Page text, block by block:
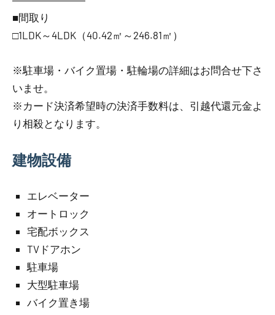
■間取り
□1LDK～4LDK（40.42㎡～246.81㎡）
※駐車場・バイク置場・駐輪場の詳細はお問合せ下さ
いませ。
※カード決済希望時の決済手数料は、引越代還元金よ
り相殺となります。
建物設備
エレベーター
オートロック
宅配ボックス
TVドアホン
駐車場
大型駐車場
バイク置き場